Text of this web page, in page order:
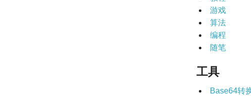
游戏
算法
编程
随笔
工具
Base64转